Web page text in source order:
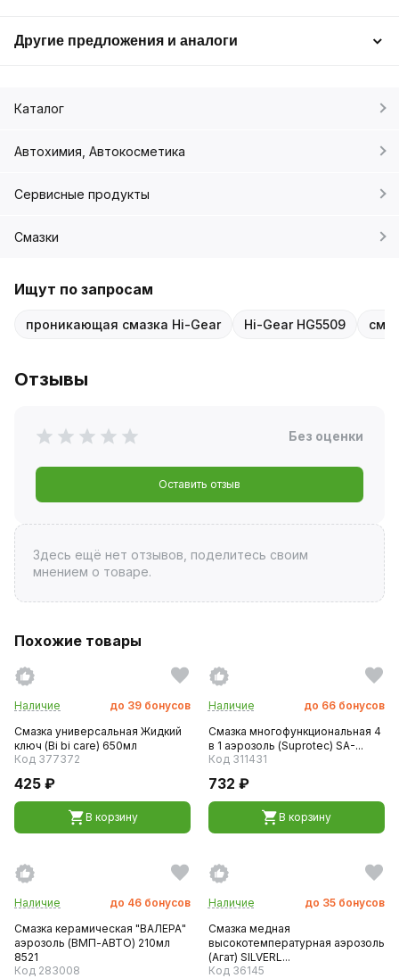
Другие предложения и аналоги
Каталог
Автохимия, Автокосметика
Сервисные продукты
Смазки
Ищут по запросам
проникающая смазка Hi-Gear Hi-Gear HG5509
Отзывы
Без оценки
Оставить отзыв
Здесь ещё нет отзывов, поделитесь своим
мнением о товаре.
Похожие товары
Наличие до 39 бонусов
Смазка универсальная Жидкий
ключ (Bi bi care) 650мл
Код 377372
425 ₽
В корзину
Наличие до 66 бонусов
Смазка многофункциональная 4
в 1 аэрозоль (Suprotec) SA-...
Код 311431
732 ₽
В корзину
Наличие до 46 бонусов
Смазка керамическая "ВАЛЕРА"
аэрозоль (ВМП-АВТО) 210мл
8521
Код 283008
Наличие до 35 бонусов
Смазка медная
высокотемпературная аэрозоль
(Агат) SILVERL...
Код 36145